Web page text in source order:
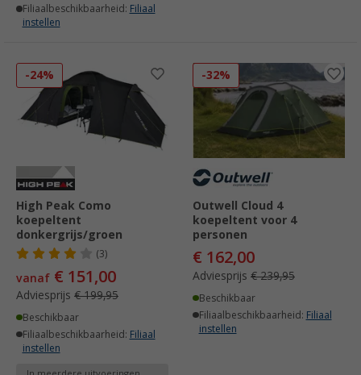
Filiaalbeschikbaarheid: Filiaal
instellen
-24%
High Peak Como
koepeltent
donkergrijs/groen
(3)
vanaf € 151,00
Adviesprijs € 199,95
Beschikbaar
Filiaalbeschikbaarheid: Filiaal
instellen
-32%
Outwell Cloud 4
koepeltent voor 4
personen
€ 162,00
Adviesprijs € 239,95
Beschikbaar
Filiaalbeschikbaarheid: Filiaal
instellen